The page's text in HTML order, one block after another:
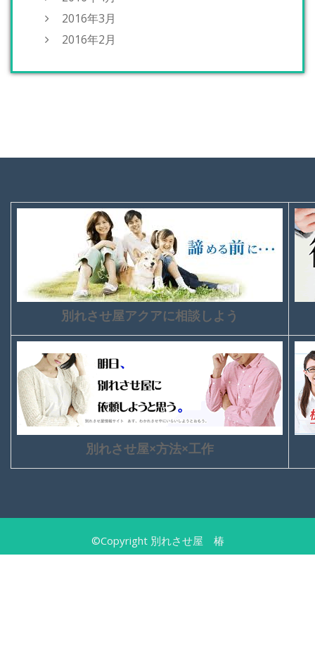
2016年3月
2016年2月
別れさせ屋アクアに相談しよう
別れさせ屋×方法×工作
©Copyright 別れさせ屋 椿